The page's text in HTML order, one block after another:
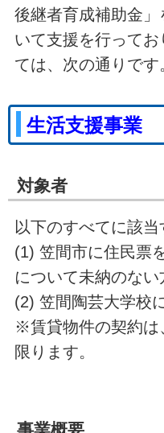
後継者育成補助金
いて支援を行って
ては、次の通りです
生活支援事業
対象者
以下のすべてに該当
(1) 笠間市に住民票
について未納のない
(2) 笠間陶芸大学校
※賃貸物件の契約は
限ります。